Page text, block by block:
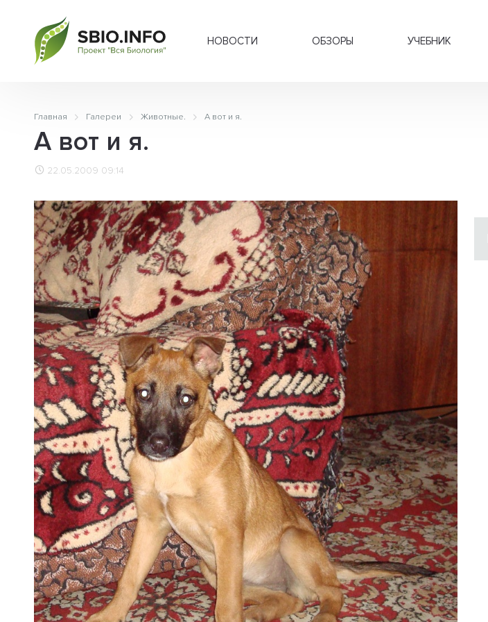
НОВОСТИ ОБЗОРЫ УЧЕБНИК
Главная Галереи Животные. А вот и я.
А вот и я.
22.05.2009 09:14